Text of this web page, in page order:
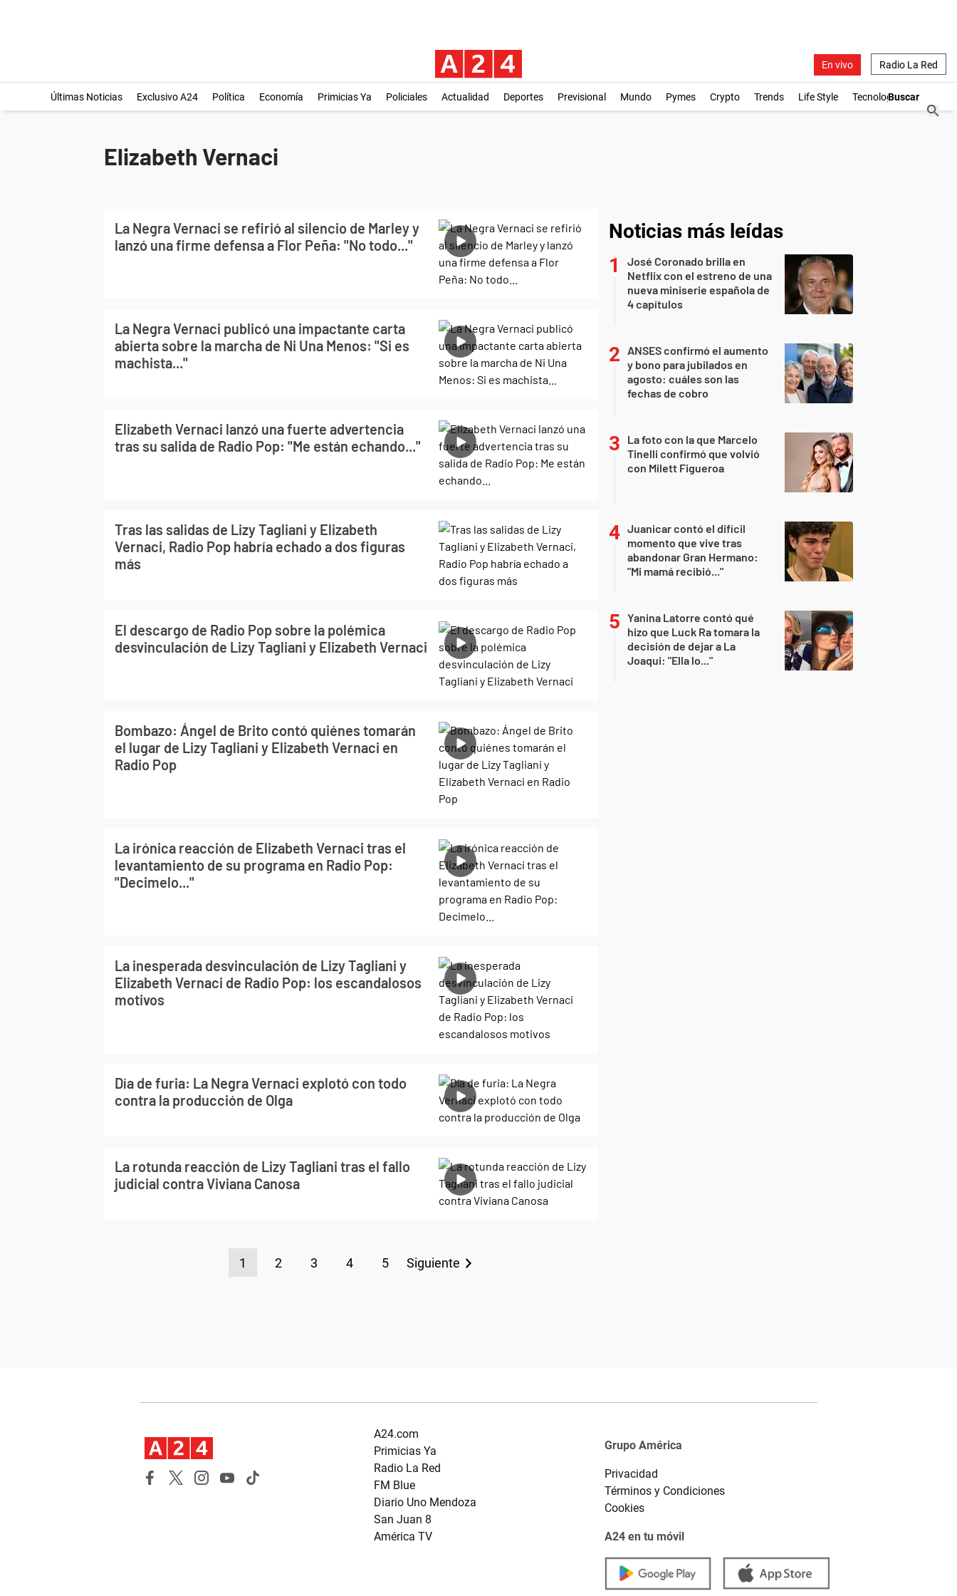
En vivo Radio La Red
Últimas Noticias Exclusivo A24 Política Economía Primicias Ya Policiales Actualidad Deportes Previsional Mundo Pymes Crypto Trends Life Style Tecnología
Elizabeth Vernaci
La Negra Vernaci se refirió al silencio de Marley y
lanzó una firme defensa a Flor Peña: "No todo..."
La Negra Vernaci publicó una impactante carta
abierta sobre la marcha de Ni Una Menos: "Si es
machista..."
Elizabeth Vernaci lanzó una fuerte advertencia
tras su salida de Radio Pop: "Me están echando..."
Tras las salidas de Lizy Tagliani y Elizabeth
Vernaci, Radio Pop habría echado a dos figuras
más
El descargo de Radio Pop sobre la polémica
desvinculación de Lizy Tagliani y Elizabeth Vernaci
Bombazo: Ángel de Brito contó quiénes tomarán
el lugar de Lizy Tagliani y Elizabeth Vernaci en
Radio Pop
La irónica reacción de Elizabeth Vernaci tras el
levantamiento de su programa en Radio Pop:
"Decimelo..."
La inesperada desvinculación de Lizy Tagliani y
Elizabeth Vernaci de Radio Pop: los escandalosos
motivos
Día de furia: La Negra Vernaci explotó con todo
contra la producción de Olga
La rotunda reacción de Lizy Tagliani tras el fallo
judicial contra Viviana Canosa
1 2 3 4 5 Siguiente
Noticias más leídas
José Coronado brilla en
Netflix con el estreno de una
nueva miniserie española de
4 capítulos
ANSES confirmó el aumento
y bono para jubilados en
agosto: cuáles son las
fechas de cobro
La foto con la que Marcelo
Tinelli confirmó que volvió
con Milett Figueroa
Juanicar contó el difícil
momento que vive tras
abandonar Gran Hermano:
"Mi mamá recibió..."
Yanina Latorre contó qué
hizo que Luck Ra tomara la
decisión de dejar a La
Joaqui: "Ella lo..."
A24.com
Primicias Ya
Radio La Red
FM Blue
Diario Uno Mendoza
San Juan 8
América TV
Grupo América
Privacidad
Términos y Condiciones
Cookies
A24 en tu móvil